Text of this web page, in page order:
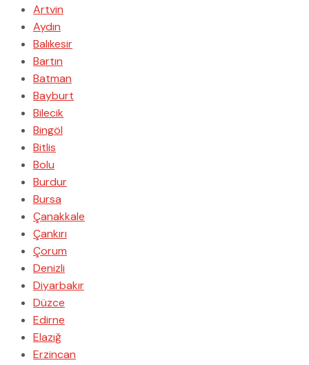
Artvin
Aydın
Balıkesir
Bartın
Batman
Bayburt
Bilecik
Bingöl
Bitlis
Bolu
Burdur
Bursa
Çanakkale
Çankırı
Çorum
Denizli
Diyarbakır
Düzce
Edirne
Elazığ
Erzincan